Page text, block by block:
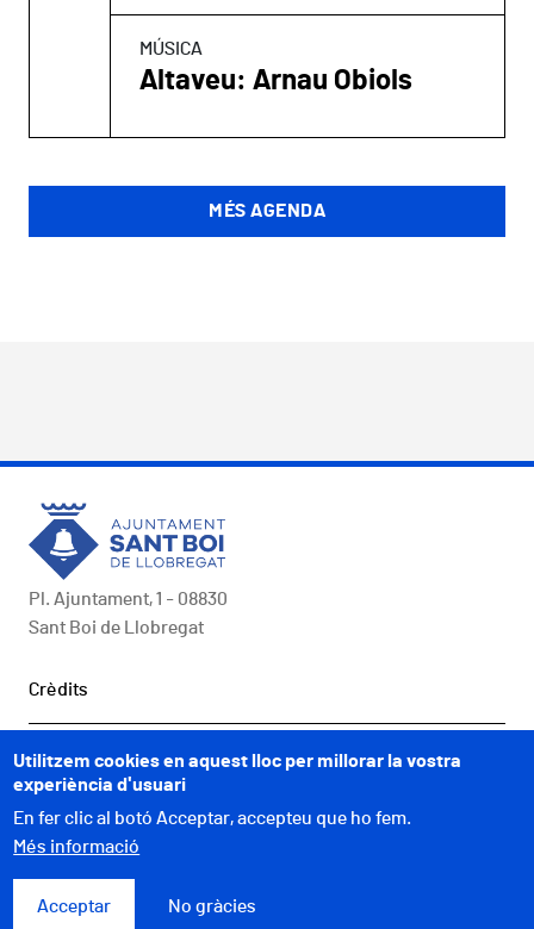
MÚSICA
Altaveu: Arnau Obiols
MÉS AGENDA
Pl. Ajuntament, 1 - 08830
Sant Boi de Llobregat
Peu
Crèdits
COMUNICACIÓ
A UN CLIC
Utilitzem cookies en aquest lloc per millorar la vostra
experiència d'usuari
En fer clic al botó Acceptar, accepteu que ho fem.
Més informació
Acceptar No gràcies